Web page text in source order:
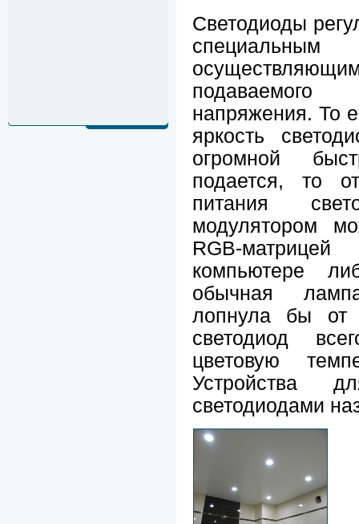
Светодиоды
специальным
напряжения. То
яркость
огромной
подается, то
питания
модулятором
RGB-
компьютере
обычная
лопнула бы от
светодиод
цветовую
Устройства
светодиодами